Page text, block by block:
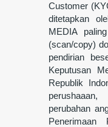
Customer
ditetapkan
MEDIA
(scan/copy)
pendirian
Keputusan
Republik
perubahan
Penerimaan